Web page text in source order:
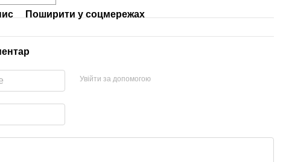
Поширити у соцмережах
Увійти за допомогою